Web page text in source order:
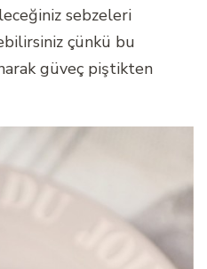
sebzeleri
çünkü bu
güveç piştikten